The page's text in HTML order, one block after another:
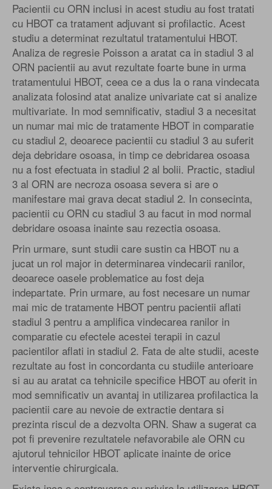
Pacientii cu ORN inclusi in acest studiu au fost tratati
cu HBOT ca tratament adjuvant si profilactic. Acest
studiu a determinat rezultatul tratamentului HBOT.
Analiza de regresie Poisson a aratat ca in stadiul 3 al
ORN pacientii au avut rezultate foarte bune in urma
tratamentului HBOT, ceea ce a dus la o rana vindecata
analizata folosind atat analize univariate cat si analize
multivariate. In mod semnificativ, stadiul 3 a necesitat
un numar mai mic de tratamente HBOT in comparatie
cu stadiul 2, deoarece pacientii cu stadiul 3 au suferit
deja debridare osoasa, in timp ce debridarea osoasa
nu a fost efectuata in stadiul 2 al bolii. Practic, stadiul
3 al ORN are necroza osoasa severa si are o
manifestare mai grava decat stadiul 2. In consecinta,
pacientii cu ORN cu stadiul 3 au facut in mod normal
debridare osoasa inainte sau rezectia osoasa.
Prin urmare, sunt studii care sustin ca HBOT nu a
jucat un rol major in determinarea vindecarii ranilor,
deoarece oasele problematice au fost deja
indepartate. Prin urmare, au fost necesare un numar
mai mic de tratamente HBOT pentru pacientii aflati
stadiul 3 pentru a amplifica vindecarea ranilor in
comparatie cu efectele acestei terapii in cazul
pacientilor aflati in stadiul 2. Fata de alte studii, aceste
rezultate au fost in concordanta cu studiile anterioare
si au au aratat ca tehnicile specifice HBOT au oferit in
mod semnificativ un avantaj in utilizarea profilactica la
pacientii care au nevoie de extractie dentara si
prezinta riscul de a dezvolta ORN. Shaw a sugerat ca
pot fi prevenire rezultatele nefavorabile ale ORN cu
ajutorul tehnicilor HBOT aplicate inainte de orice
interventie chirurgicala.